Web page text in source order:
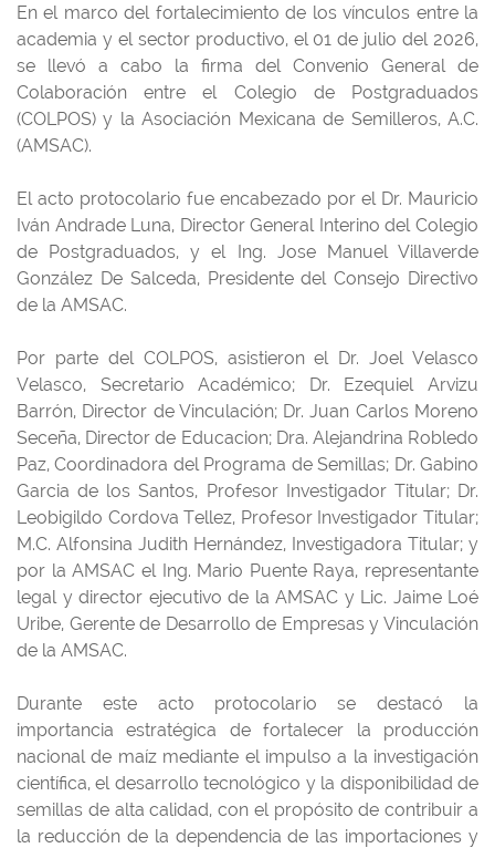
En el marco del fortalecimiento de los vínculos entre la
academia y el sector productivo, el 01 de julio del 2026,
se llevó a cabo la firma del Convenio General de
Colaboración entre el Colegio de Postgraduados
(COLPOS) y la Asociación Mexicana de Semilleros, A.C.
(AMSAC).
El acto protocolario fue encabezado por el Dr. Mauricio
Iván Andrade Luna, Director General Interino del Colegio
de Postgraduados, y el Ing. Jose Manuel Villaverde
González De Salceda, Presidente del Consejo Directivo
de la AMSAC.
Por parte del COLPOS, asistieron el Dr. Joel Velasco
Velasco, Secretario Académico; Dr. Ezequiel Arvizu
Barrón, Director de Vinculación; Dr. Juan Carlos Moreno
Seceña, Director de Educacion; Dra. Alejandrina Robledo
Paz, Coordinadora del Programa de Semillas; Dr. Gabino
Garcia de los Santos, Profesor Investigador Titular; Dr.
Leobigildo Cordova Tellez, Profesor Investigador Titular;
M.C. Alfonsina Judith Hernández, Investigadora Titular; y
por la AMSAC el Ing. Mario Puente Raya, representante
legal y director ejecutivo de la AMSAC y Lic. Jaime Loé
Uribe, Gerente de Desarrollo de Empresas y Vinculación
de la AMSAC.
Durante este acto protocolario se destacó la
importancia estratégica de fortalecer la producción
nacional de maíz mediante el impulso a la investigación
científica, el desarrollo tecnológico y la disponibilidad de
semillas de alta calidad, con el propósito de contribuir a
la reducción de la dependencia de las importaciones y